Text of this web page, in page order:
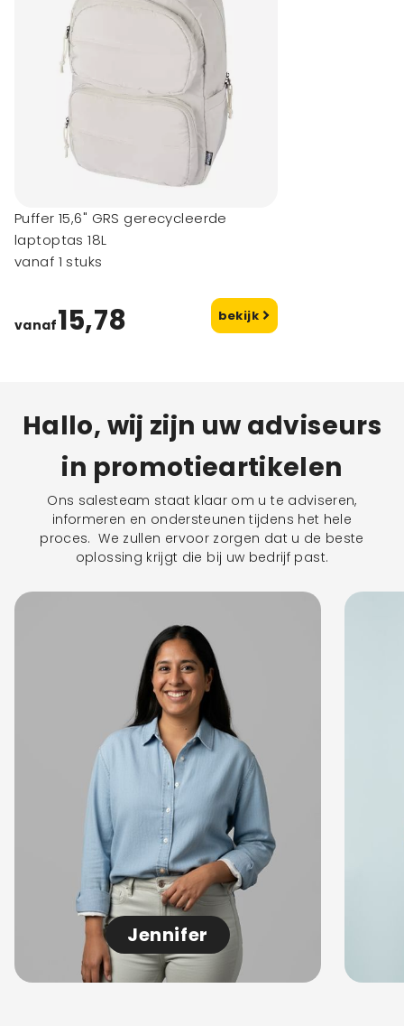
Puffer 15,6" GRS gerecycleerde
laptoptas 18L
vanaf 1 stuks
vanaf15,78 bekijk
Hallo, wij zijn uw adviseurs
in promotieartikelen
Ons salesteam staat klaar om u te adviseren,
informeren en ondersteunen tijdens het hele
proces. We zullen ervoor zorgen dat u de beste
oplossing krijgt die bij uw bedrijf past.
Jennifer